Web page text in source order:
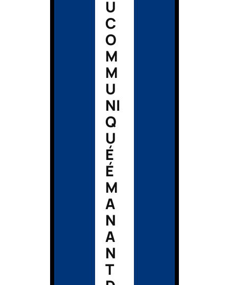
U
C
O
M
M
U
NI
Q
U
É
É
M
A
N
A
N
T